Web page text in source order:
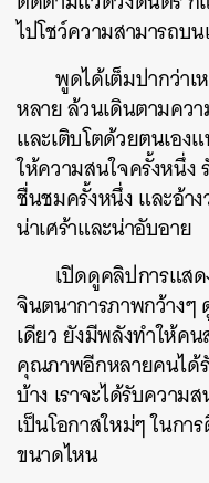
ไปโชว์ความสามารถบ
พูดได้เต็มปากว่า
หลาย ล้วนเดินตามคว
และเติบโตด้วยตนเอ
ให้ความสนใจครั้งหนึ่ง
ชื่นชมครั้งหนึ่ง และอ้า
น่าเศร้าและน่าอับอาย
เปิดดูคลิปการแส
จินตนาการภาพกว้าง
เดียว ยังมีพลังทำให้ค
คุณภาพอีกหลายคนได้
บ้าง เราจะได้รับความ
เป็นโอกาสใหม่ๆ ในกา
ขนาดไหน